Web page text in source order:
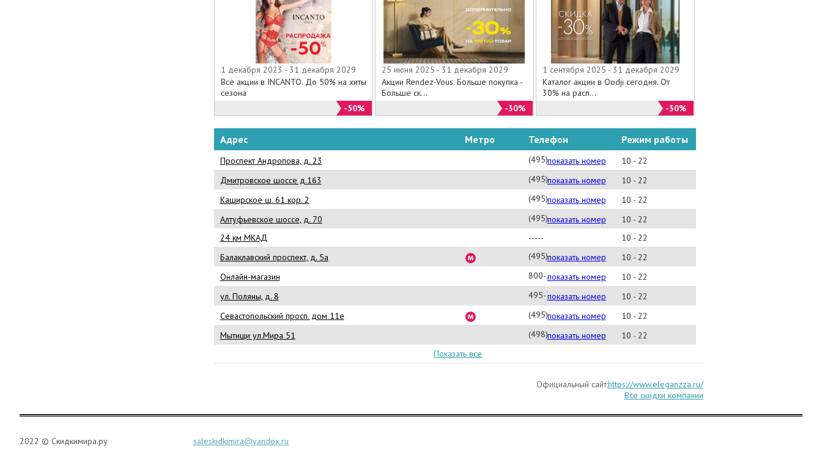
1 декабря 2023 - 31 декабря 2029
Все акции в INCANTO. До 50% на хиты
сезона
-50%
25 июня 2025 - 31 декабря 2029
Акции Rendez-Vous. Больше покупка -
Больше ск...
-30%
1 сентября 2025 - 31 декабря 2029
Каталог акции в Oodji сегодня. От
30% на расп...
-30%
Адрес Метро Телефон Режим работы
Проспект Андропова, д. 23 (495)983-15-58
показать номер
10 - 22
Дмитровское шоссе д.163
(495)988-03-23
показать номер
10 - 22
Каширское ш. 61 кор. 2
(495)225 8757
показать номер
10 - 22
Алтуфьевское шоссе, д. 70
(495) 741-04-63
показать номер
10 - 22
24 км МКАД
-----
10 - 22
Балаклавский проспект, д. 5а
(495)748-77-77
показать номер
10 - 22
Онлайн-магазин
800-250-22-57
показать номер
10 - 22
ул. Поляны, д. 8
495-785 09 97
показать номер
10 - 22
Севастопольский просп. дом 11е
(495)225-87-56
показать номер
10 - 22
Мытищи ул.Мира 51
(498)500-06-40
показать номер
10 - 22
Показать все
Официальный сайт:https://www.eleganzza.ru/
Все скидки компании
2022 © Скидкимира.ру saleskidkimira@yandex.ru